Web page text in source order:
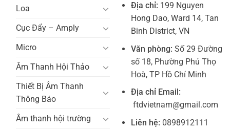
Loa
Cục Đẩy – Amply
Micro
Âm Thanh Hội Thảo
Thiết Bị Âm Thanh
Thông Báo
Âm thanh hội trường
Địa chỉ: 199 Nguyen
Hong Dao, Ward 14, Tan
Binh District, VN
Văn phòng: Số 29 Đường
số 18, Phường Phú Thọ
Hoà, TP Hồ Chí Minh
Địa chỉ Email:
ftdvietnam@gmail.com
Liên hệ: 0898912111